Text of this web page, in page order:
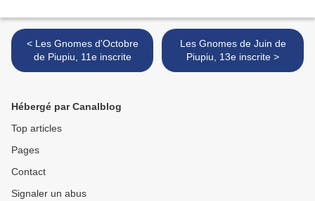
< Les Gnomes d'Octobre
de Piupiu, 11e inscrite
Les Gnomes de Juin de
Piupiu, 13e inscrite >
Hébergé par Canalblog
Top articles
Pages
Contact
Signaler un abus